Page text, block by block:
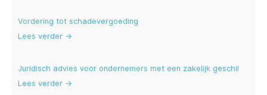
Vordering tot schadevergoeding
Lees verder →
Juridisch advies voor ondernemers met een zakelijk geschil
Lees verder →